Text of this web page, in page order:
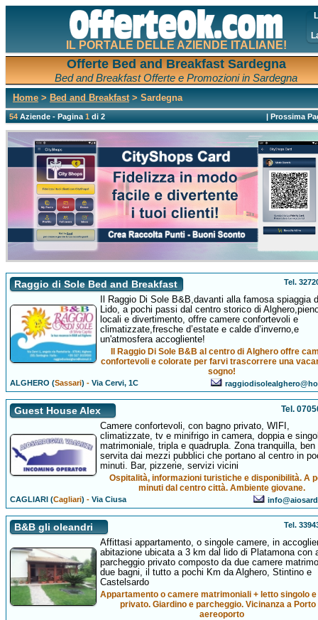
IL PORTALE DELLE AZIENDE ITALIANE!
Offerte Bed and Breakfast Sardegna
Bed and Breakfast Offerte e Promozioni in Sardegna
Home > Bed and Breakfast> Sardegna
54Aziende - Pagina1di 2 |Prossima
Raggio di Sole Bed and Breakfast Tel.
Il Raggio Di Sole B&B,davanti alla famosa spiaggia
Lido, a pochi passi dal centro storico di
locali e divertimento, offre camere confortevoli e
climatizzate,fresche d’estate e calde d’inverno,e
un'atmosfera accogliente!
Il Raggio Di Sole B&B al centro di Alghero offre
confortevoli e colorate per farvi trascorrere una
sogno!
ALGHERO (Sassari) -Via Cervi, 1C
Guest House Alex Tel.
Camere confortevoli, con bagno privato, WIFI,
climatizzate, tv e minifrigo in camera, doppia e
matrimoniale, tripla e quadrupla. Zona tranquilla, ben
servita dai mezzi pubblici che portano al centro in
minuti. Bar, pizzerie, servizi vicini
Ospitalità, informazioni turistiche e disponibilità. A
minuti dal centro città. Ambiente giovane.
CAGLIARI (Cagliari) -Via Ciusa
B&B gli oleandri Tel.
Affittasi appartamento, o singole camere, in
abitazione ubicata a 3 km dal lido di Platamona con
parcheggio privato composto da due camere
due bagni, il tutto a pochi Km da Alghero, Stintino e
Castelsardo
Appartamento o camere matrimoniali + letto singolo e
privato. Giardino e parcheggio. Vicinanza a Porto
aereoporto